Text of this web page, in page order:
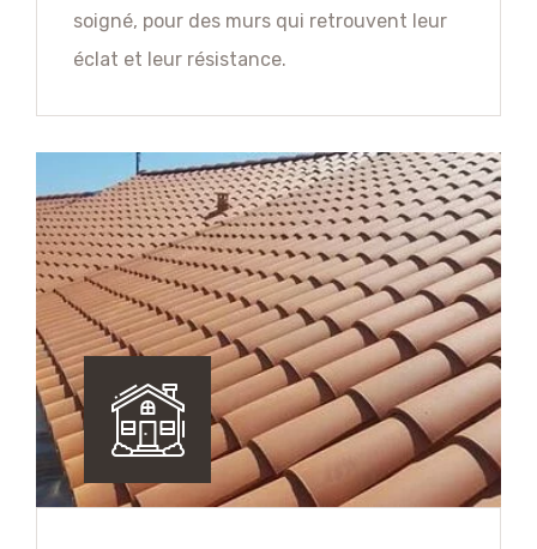
soigné, pour des murs qui retrouvent leur
éclat et leur résistance.